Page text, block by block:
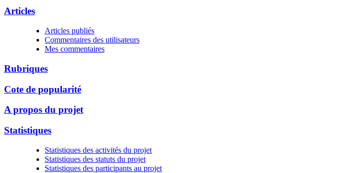
Articles
Articles publiés
Commentaires des utilisateurs
Mes commentaires
Rubriques
Cote de popularité
A propos du projet
Statistiques
Statistiques des activités du projet
Statistiques des statuts du projet
Statistiques des participants au projet